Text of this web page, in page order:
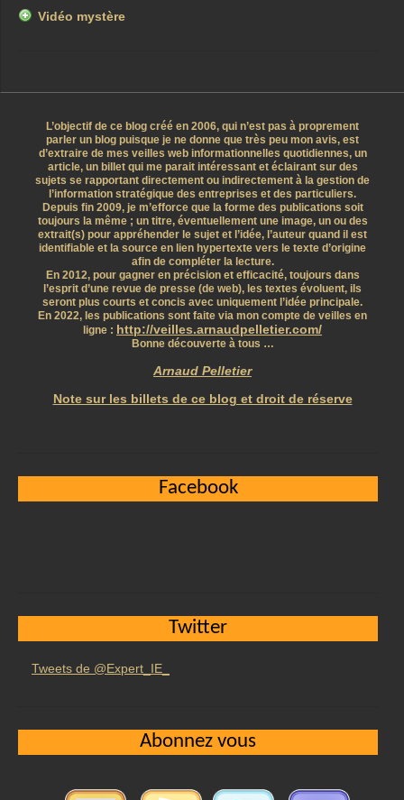
Vidéo mystère
L’objectif de ce blog créé en 2006, qui n’est pas à proprement
parler un blog puisque je ne donne que très peu mon avis, est
d’extraire de mes veilles web informationnelles quotidiennes, un
article, un billet qui me parait intéressant et éclairant sur des
sujets se rapportant directement ou indirectement à la gestion de
l’information stratégique des entreprises et des particuliers.
Depuis fin 2009, je m’efforce que la forme des publications soit
toujours la même ; un titre, éventuellement une image, un ou des
extrait(s) pour appréhender le sujet et l’idée, l’auteur quand il est
identifiable et la source en lien hypertexte vers le texte d’origine
afin de compléter la lecture.
En 2012, pour gagner en précision et efficacité, toujours dans
l’esprit d’une revue de presse (de web), les textes évoluent, ils
seront plus courts et concis avec uniquement l’idée principale.
En 2022, les publications sont faite via mon compte de veilles en
ligne : http://veilles.arnaudpelletier.com/
Bonne découverte à tous …
Arnaud Pelletier
Note sur les billets de ce blog et droit de réserve
Facebook
Twitter
Tweets de @Expert_IE_
Abonnez vous